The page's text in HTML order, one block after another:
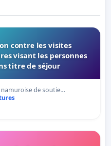
contre les visites
visant les personnes
titre de séjour
de soutie…